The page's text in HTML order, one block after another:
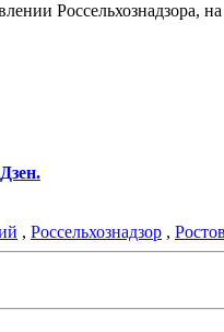
, Россельхознадзор ,